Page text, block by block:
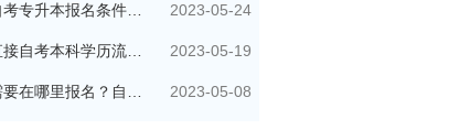
东莞成人自考专升本报名条件有哪些？ 2023-05-24
初中学历直接自考本科学历流程是怎样的？ 2023-05-19
自考本科需要在哪里报名？自己可以报名吗？ 2023-05-08